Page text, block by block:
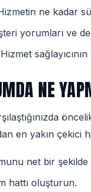
ne kadar
yorumları ve
Hizmet
NE
en yakın çekici
net bir şekilde
hattı oluşturun.